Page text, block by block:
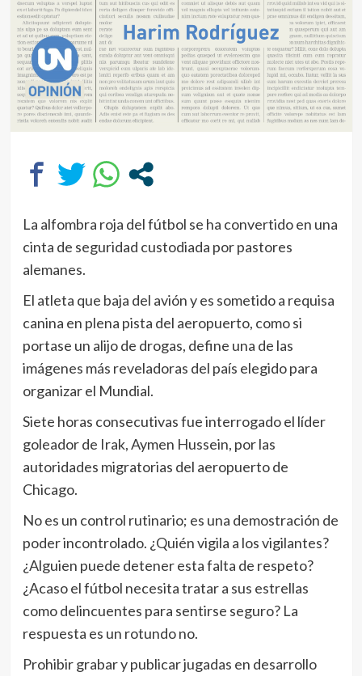
La alfombra roja del fútbol se ha convertido en una
cinta de seguridad custodiada por pastores
alemanes.
El atleta que baja del avión y es sometido a requisa
canina en plena pista del aeropuerto, como si
portase un alijo de drogas, define una de las
imágenes más reveladoras del país elegido para
organizar el Mundial.
Siete horas consecutivas fue interrogado el líder
goleador de Irak, Aymen Hussein, por las
autoridades migratorias del aeropuerto de
Chicago.
No es un control rutinario; es una demostración de
poder incontrolado. ¿Quién vigila a los vigilantes?
¿Alguien puede detener esta falta de respeto?
¿Acaso el fútbol necesita tratar a sus estrellas
como delincuentes para sentirse seguro? La
respuesta es un rotundo no.
Prohibir grabar y publicar jugadas en desarrollo